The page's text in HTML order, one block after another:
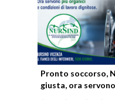
Pronto soccorso,
giusta, ora